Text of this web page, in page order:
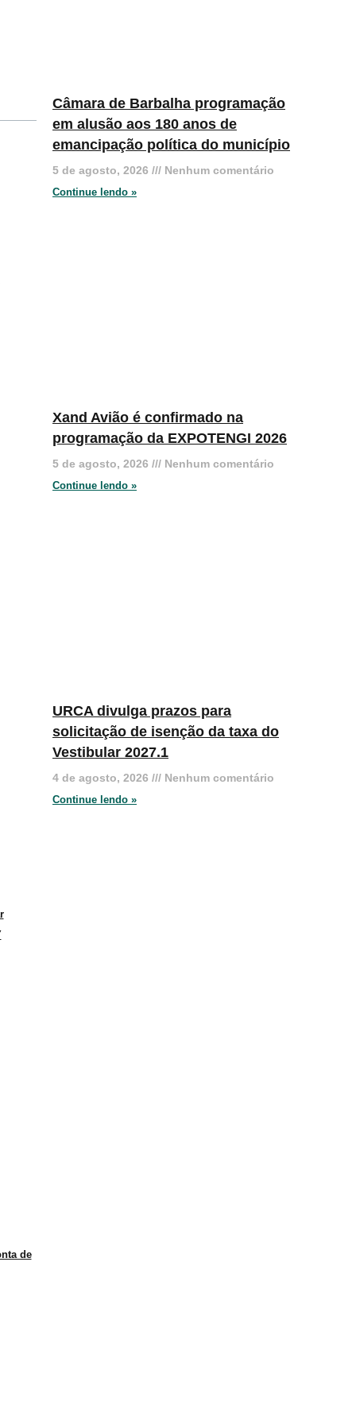
de
Câmara de Barbalha programação
em alusão aos 180 anos de
emancipação política do município
5 de agosto, 2026 Nenhum comentário
Continue lendo »
Xand Avião é confirmado na
programação da EXPOTENGI 2026
5 de agosto, 2026 Nenhum comentário
Continue lendo »
URCA divulga prazos para
solicitação de isenção da taxa do
Vestibular 2027.1
4 de agosto, 2026 Nenhum comentário
Continue lendo »